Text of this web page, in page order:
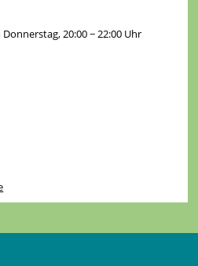
20:00 − 22:00 Uhr